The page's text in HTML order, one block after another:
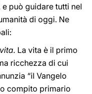
può guidare tutti nel
di oggi. Ne
La vita è il primo
ricchezza di cui
“il Vangelo
compito primario